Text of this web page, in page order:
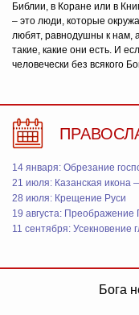
Библии, в Коране или в
– это люди, которые
любят, равнодушны к нам,
такие, какие они есть. И
человечески без всякого
14 января: Обрезание
21 июля: Казанская икона
28 июля: Крещение Руси
19 августа:
11 сентября: Усекновение
Бога